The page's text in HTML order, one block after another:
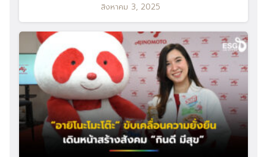
สิงหาคม 3, 2025